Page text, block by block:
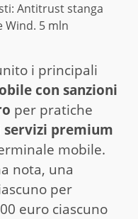
Antitrust stanga
Wind. 5 mln
i principali
con sanzioni
per pratiche
servizi premium
mobile.
nota, una
per
euro ciascuno